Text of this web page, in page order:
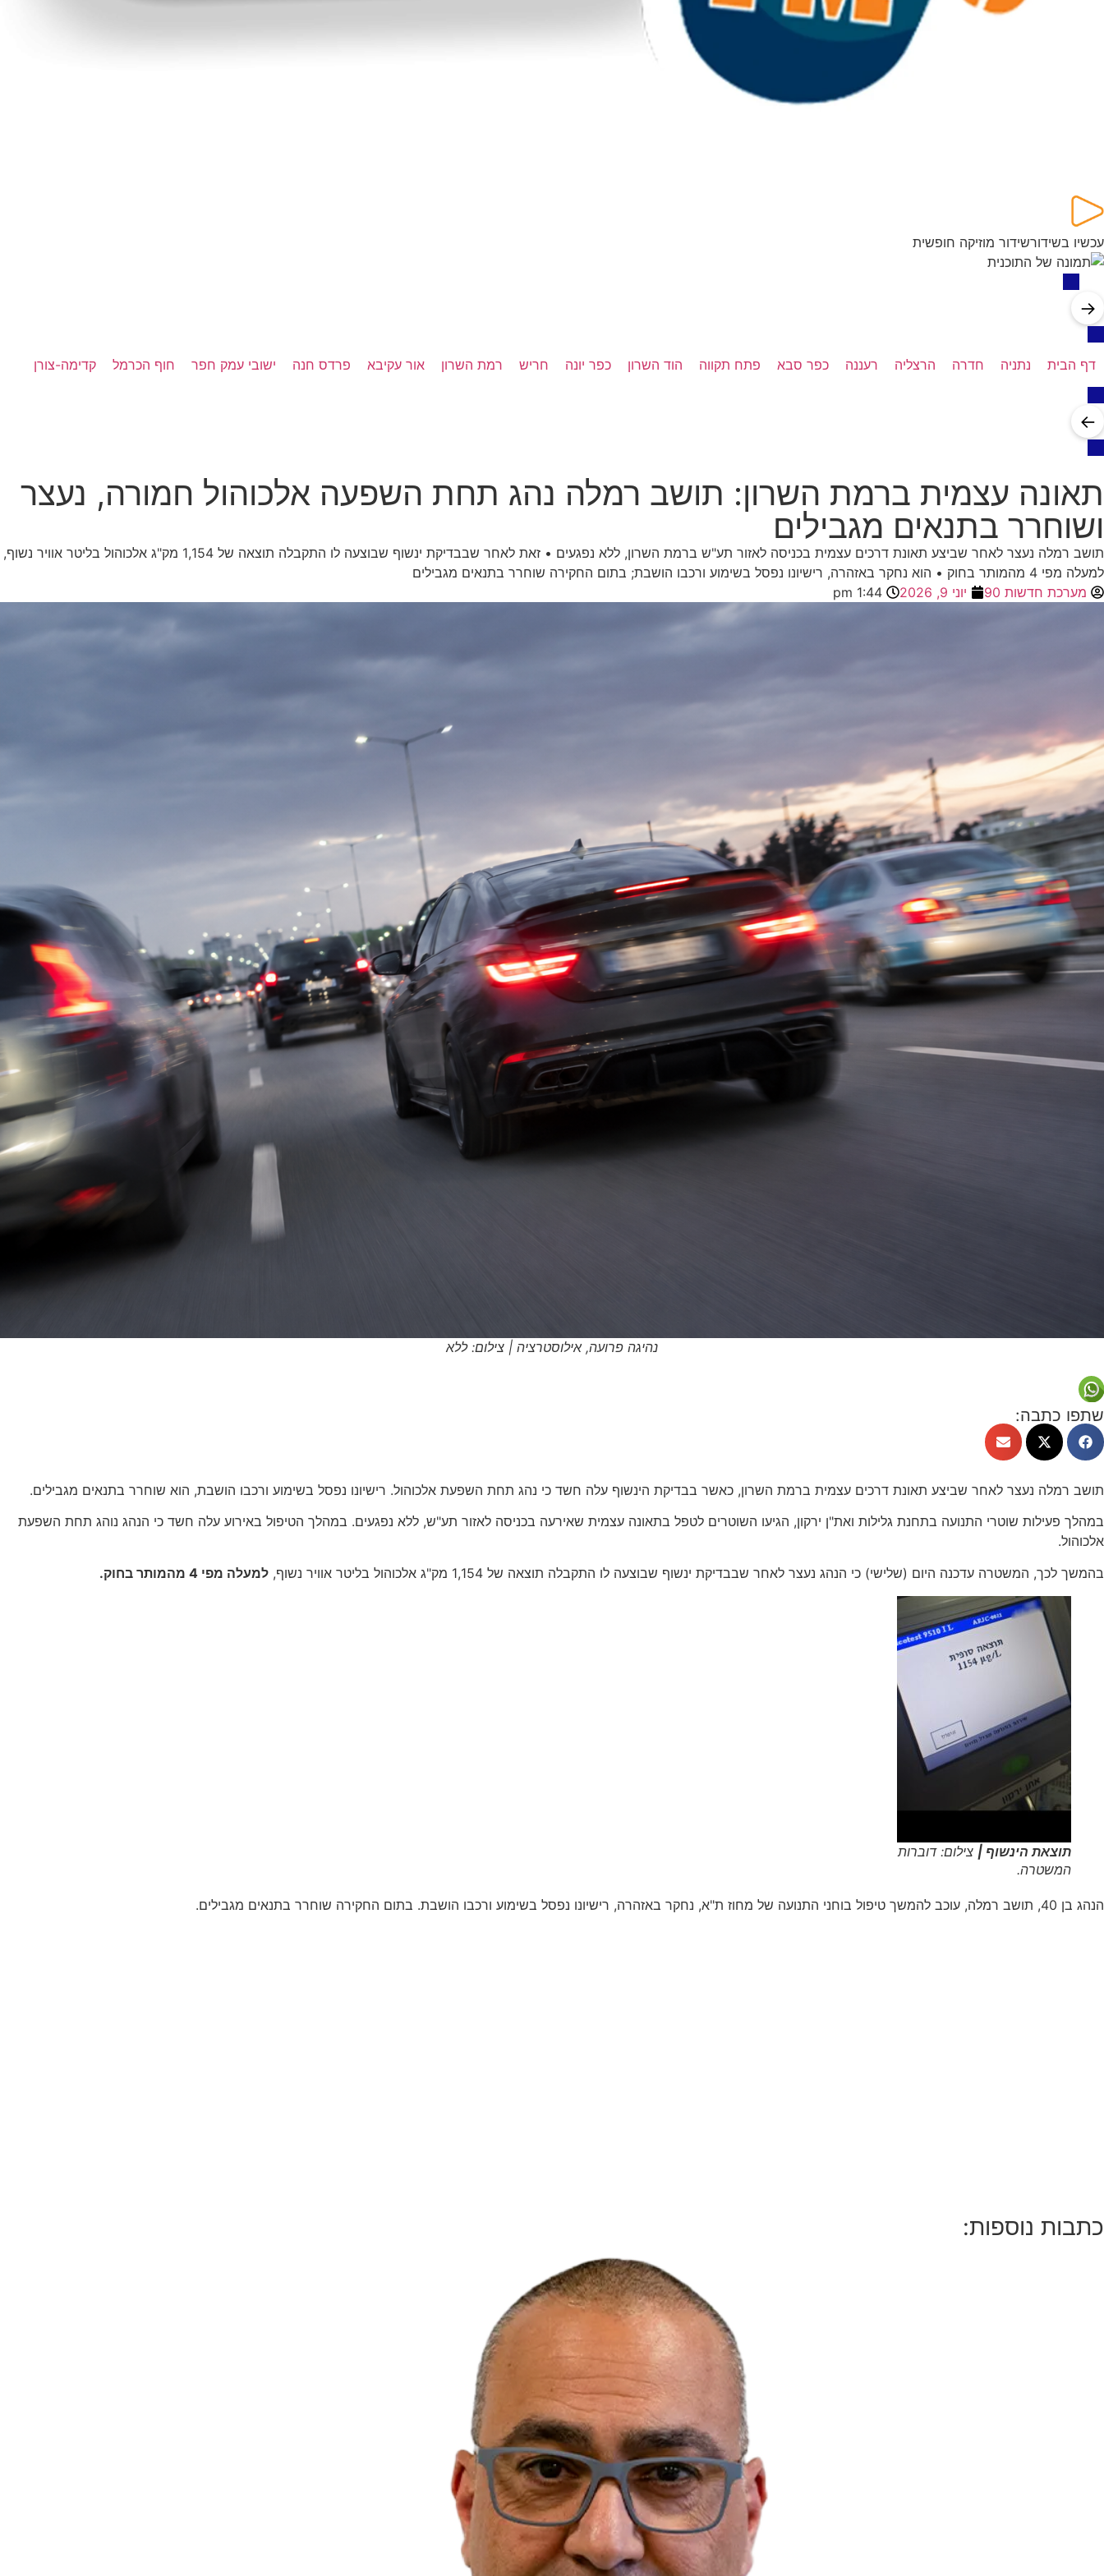
עכשיו בשידורשידור מוזיקה חופשית
→
דף הבית נתניה חדרה הרצליה רעננה כפר סבא פתח תקווה הוד השרון כפר יונה חריש רמת השרון אור עקיבא פרדס חנה ישובי עמק חפר חוף הכרמל קדימה-צורן
←
תאונה עצמית ברמת השרון: תושב רמלה נהג תחת השפעה אלכוהול חמורה, נעצר
ושוחרר בתנאים מגבילים
תושב רמלה נעצר לאחר שביצע תאונת דרכים עצמית בכניסה לאזור תע"ש ברמת השרון, ללא נפגעים • זאת לאחר שבבדיקת ינשוף שבוצעה לו התקבלה תוצאה של 1,154 מק"ג אלכוהול בליטר אוויר נשוף,
למעלה מפי 4 מהמותר בחוק • הוא נחקר באזהרה, רישיונו נפסל בשימוע ורכבו הושבת; בתום החקירה שוחרר בתנאים מגבילים
מערכת חדשות 90
יוני 9, 2026 1:44 pm
נהיגה פרועה, אילוסטרציה | צילום: ללא
שתפו כתבה:
תושב רמלה נעצר לאחר שביצע תאונת דרכים עצמית ברמת השרון, כאשר בבדיקת הינשוף עלה חשד כי נהג תחת השפעת אלכוהול. רישיונו נפסל בשימוע ורכבו הושבת, הוא שוחרר בתנאים מגבילים.
במהלך פעילות שוטרי התנועה בתחנת גלילות ואת"ן ירקון, הגיעו השוטרים לטפל בתאונה עצמית שאירעה בכניסה לאזור תע"ש, ללא נפגעים. במהלך הטיפול באירוע עלה חשד כי הנהג נוהג תחת השפעת
אלכוהול.
בהמשך לכך, המשטרה עדכנה היום (שלישי) כי הנהג נעצר לאחר שבבדיקת ינשוף שבוצעה לו התקבלה תוצאה של 1,154 מק"ג אלכוהול בליטר אוויר נשוף,
למעלה מפי 4 מהמותר בחוק.
תוצאת הינשוף | צילום: דוברות
המשטרה.
הנהג בן 40, תושב רמלה, עוכב להמשך טיפול בוחני התנועה של מחוז ת"א, נחקר באזהרה, רישיונו נפסל בשימוע ורכבו הושבת. בתום החקירה שוחרר בתנאים מגבילים.
כתבות נוספות: